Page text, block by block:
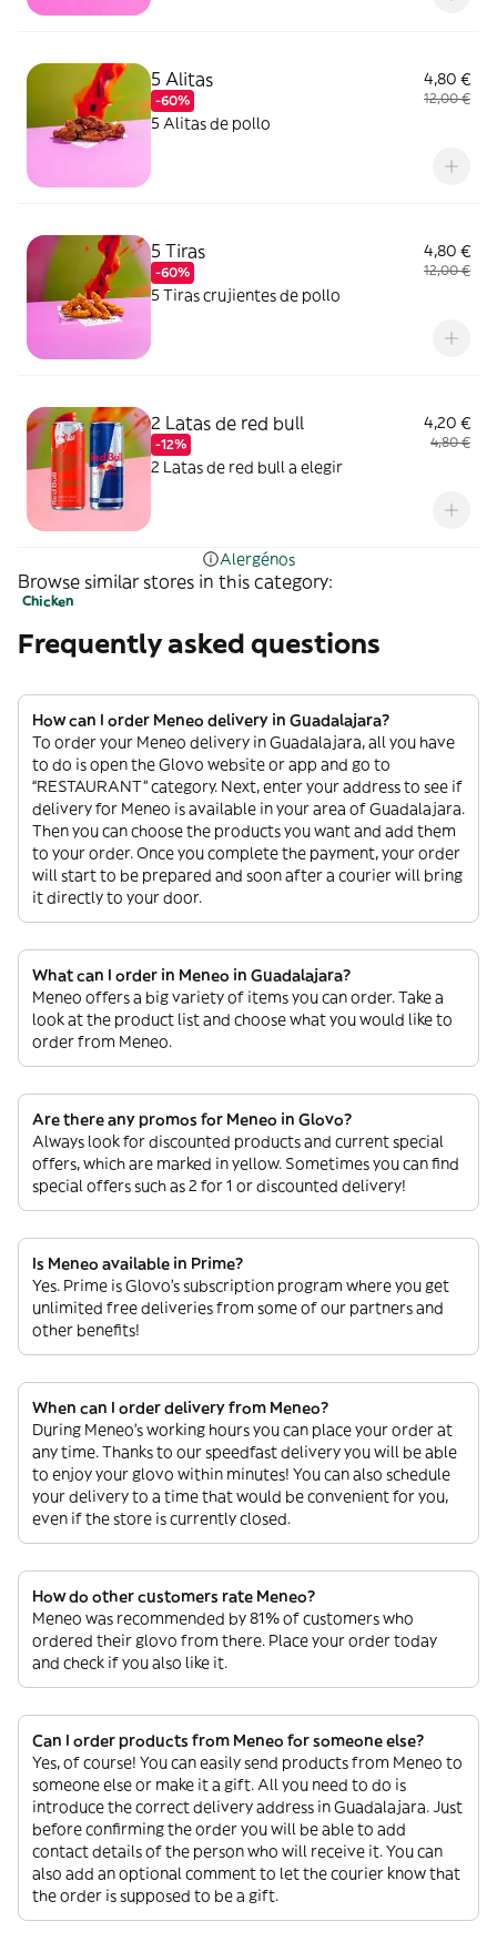
5 Alitas
-60%
4,80 €
12,00 €
5 Alitas de pollo
5 Tiras
-60%
4,80 €
12,00 €
5 Tiras crujientes de pollo
2 Latas de red bull
-12%
4,20 €
4,80 €
2 Latas de red bull a elegir
Alergénos
Browse similar stores in this category:
Chicken
Frequently asked questions
How can I order Meneo delivery in Guadalajara?
To order your Meneo delivery in Guadalajara, all you have
to do is open the Glovo website or app and go to
“RESTAURANT” category. Next, enter your address to see if
delivery for Meneo is available in your area of Guadalajara.
Then you can choose the products you want and add them
to your order. Once you complete the payment, your order
will start to be prepared and soon after a courier will bring
it directly to your door.
What can I order in Meneo in Guadalajara?
Meneo offers a big variety of items you can order. Take a
look at the product list and choose what you would like to
order from Meneo.
Are there any promos for Meneo in Glovo?
Always look for discounted products and current special
offers, which are marked in yellow. Sometimes you can find
special offers such as 2 for 1 or discounted delivery!
Is Meneo available in Prime?
Yes. Prime is Glovo’s subscription program where you get
unlimited free deliveries from some of our partners and
other benefits!
When can I order delivery from Meneo?
During Meneo’s working hours you can place your order at
any time. Thanks to our speedfast delivery you will be able
to enjoy your glovo within minutes! You can also schedule
your delivery to a time that would be convenient for you,
even if the store is currently closed.
How do other customers rate Meneo?
Meneo was recommended by 81% of customers who
ordered their glovo from there. Place your order today
and check if you also like it.
Can I order products from Meneo for someone else?
Yes, of course! You can easily send products from Meneo to
someone else or make it a gift. All you need to do is
introduce the correct delivery address in Guadalajara. Just
before confirming the order you will be able to add
contact details of the person who will receive it. You can
also add an optional comment to let the courier know that
the order is supposed to be a gift.